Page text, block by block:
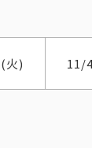
(火) 11/